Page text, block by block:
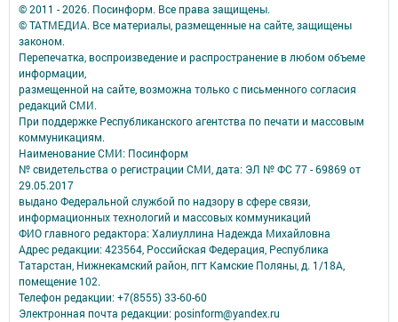
© 2011 - 2026. Посинформ. Все права защищены.
© ТАТМЕДИА. Все материалы, размещенные на сайте, защищены
законом.
Перепечатка, воспроизведение и распространение в любом объеме
информации,
размещенной на сайте, возможна только с письменного согласия
редакций СМИ.
При поддержке Республиканского агентства по печати и массовым
коммуникациям.
Наименование СМИ: Посинформ
№ свидетельства о регистрации СМИ, дата: ЭЛ № ФС 77 - 69869 от
29.05.2017
выдано Федеральной службой по надзору в сфере связи,
информационных технологий и массовых коммуникаций
ФИО главного редактора: Халиуллина Надежда Михайловна
Адрес редакции: 423564, Российская Федерация, Республика
Татарстан, Нижнекамский район, пгт Камские Поляны, д. 1/18А,
помещение 102.
Телефон редакции: +7(8555) 33-60-60
Электронная почта редакции: posinform@yandex.ru